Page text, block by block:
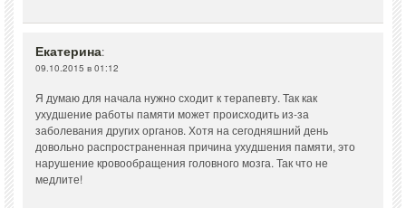
Екатерина:
09.10.2015 в 01:12
Я думаю для начала нужно сходит к терапевту. Так как
ухудшение работы памяти может происходить из-за
заболевания других органов. Хотя на сегодняшний день
довольно распространенная причина ухудшения памяти, это
нарушение кровообращения головного мозга. Так что не
медлите!